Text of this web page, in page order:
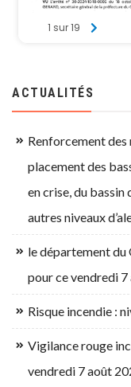
ACTUALITÉS
Renforcement des
placement des
en crise, du bassin
autres niveaux
le département du
pour ce vendredi
Risque incendie :
Vigilance rouge
vendredi 7 août